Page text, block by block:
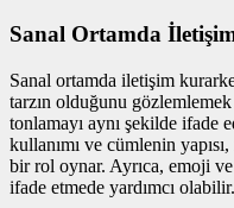
Sanal Ortamda
Sanal ortamda iletişim
tarzın olduğunu
tonlamayı aynı şekilde ifade
kullanımı ve cümlenin
bir rol oynar. Ayrıca, emoji
ifade etmede yardımcı olabilir.